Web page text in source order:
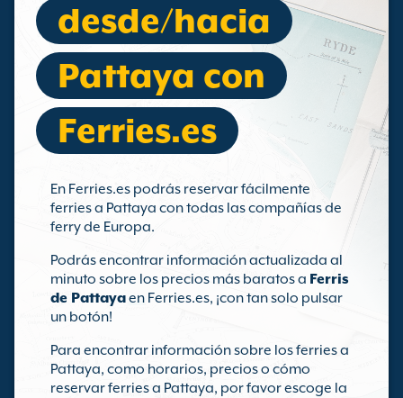
desde/hacia
Pattaya con
Ferries.es
En Ferries.es podrás reservar fácilmente
ferries a Pattaya con todas las compañías de
ferry de Europa.
Podrás encontrar información actualizada al
minuto sobre los precios más baratos a Ferris
de Pattayaen Ferries.es, ¡con tan solo pulsar
un botón!
Para encontrar información sobre los ferries a
Pattaya, como horarios, precios o cómo
reservar ferries a Pattaya, por favor escoge la